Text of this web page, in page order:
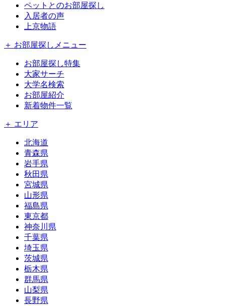
ペットとのお部屋探し
入居者の声
上京物語
＋ お部屋探しメニュー
お部屋探し特集
大家サーチ
大学名検索
お部屋紹介
新着物件一覧
＋ エリア
北海道
青森県
岩手県
秋田県
宮城県
山形県
福島県
東京都
神奈川県
千葉県
埼玉県
茨城県
栃木県
群馬県
山梨県
長野県